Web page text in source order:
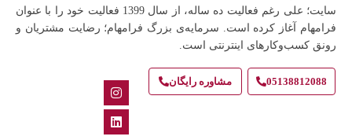
سایت؛ علی رغم فعالیت ده ساله، از سال 1399 فعالیت خود را با عنوان
فرامهام آغاز کرده است. سرمایه‌ی بزرگ فرامهام؛ رضایت مشتریان و
رونق کسب‌وکارهای اینترنتی است.
05138812088 مشاوره رایگان